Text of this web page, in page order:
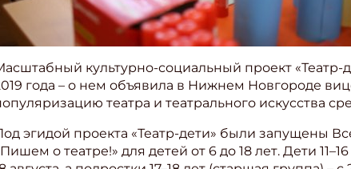
культурно-социальный проект «Театр-
года – о нем объявила в Нижнем Новгороде
театра и театрального искусства
эгидой проекта «Театр-дети» были запущены
о театре!» для детей от 6 до 18 лет. Дети